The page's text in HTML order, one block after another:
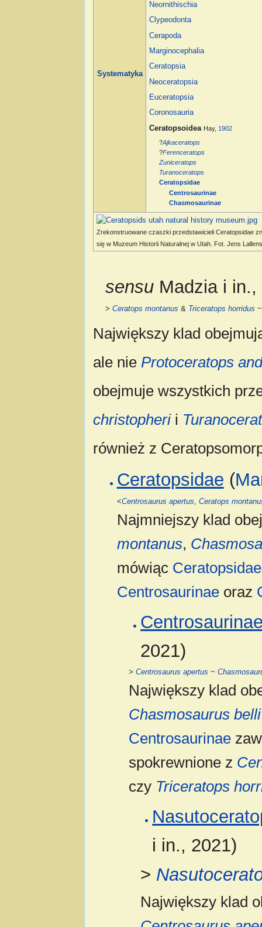
Systematyka
Neornithischia
Clypeodonta
Cerapoda
Marginocephalia
Ceratopsia
Neoceratopsia
Euceratopsia
Coronosauria
Ceratopsoidea Hay, 1902
?Ajkaceratops
?Ferenceratops
Zuniceratops
Turanoceratops
Ceratopsidae
Centrosaurinae
Chasmosaurinae
Zrekonstruowane czaszki przedstawicieli Ceratopsidae
się w Muzeum Historii Naturalnej w Utah. Fot. Jens
sensuMadzia i in.,
> Ceratops montanus & Triceratops horridus
Największy klad
ale nie Protoceratops
obejmuje wszystkich
christopherii
również z
Ceratopsidae (
<Centrosaurus apertus, Ceratops
Najmniejszy klad
montanus,
mówiąc Ceratopsidae
Centrosaurinaeoraz
2021)
> Centrosaurus apertus ~
Największy klad
Chasmosaurus belli
Centrosaurinae
spokrewnione z
czy Triceratops
i in., 2021)
>
Największy klad